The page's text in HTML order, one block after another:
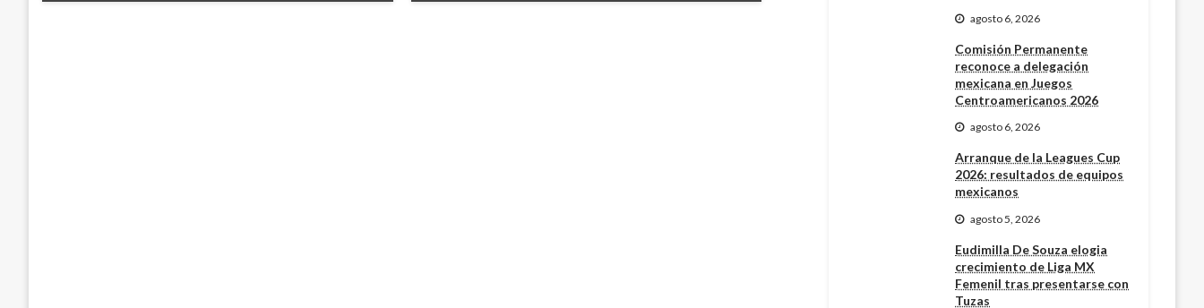
agosto 6, 2026
Comisión Permanente
reconoce a delegación
mexicana en Juegos
Centroamericanos 2026
agosto 6, 2026
Arranque de la Leagues Cup
2026: resultados de equipos
mexicanos
agosto 5, 2026
Eudimilla De Souza elogia
crecimiento de Liga MX
Femenil tras presentarse con
Tuzas